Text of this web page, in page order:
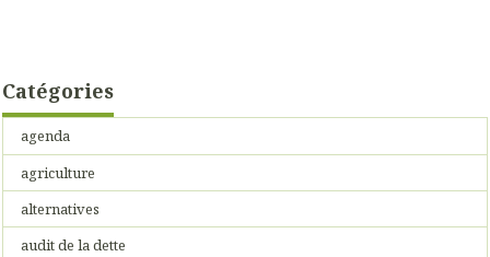
Catégories
agenda
agriculture
alternatives
audit de la dette